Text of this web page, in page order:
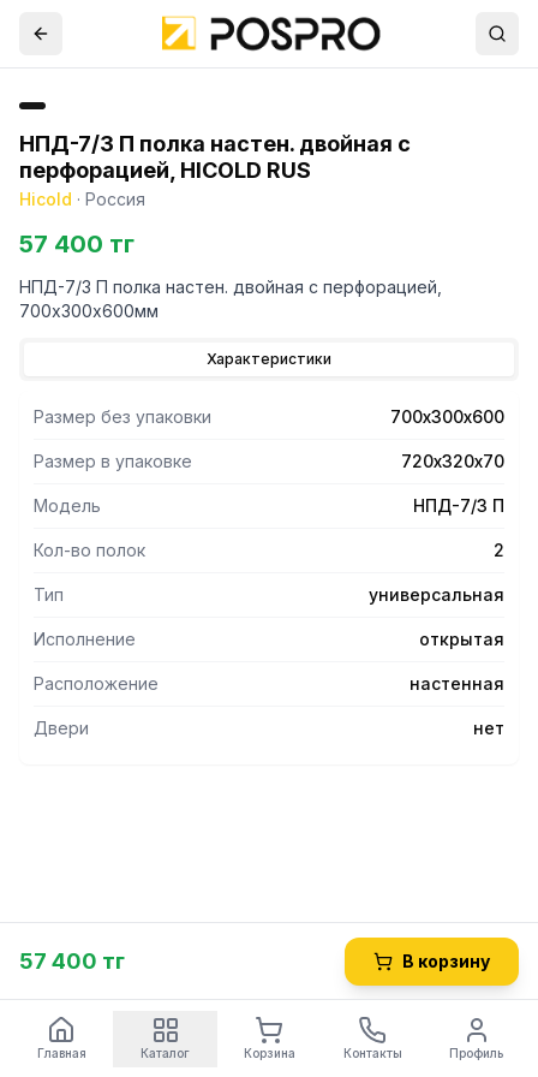
НПД-7/3 П полка настен. двойная с
перфорацией, HICOLD RUS
Hicold · Россия
57 400 тг
НПД-7/3 П полка настен. двойная с перфорацией,
700х300х600мм
Характеристики
Размер без упаковки 700х300х600
Размер в упаковке 720х320х70
Модель НПД-7/3 П
Кол-во полок 2
Тип универсальная
Исполнение открытая
Расположение настенная
Двери нет
57 400 тг В корзину
Главная Каталог Корзина Контакты Профиль